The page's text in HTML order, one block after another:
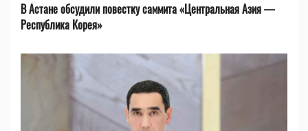
В Астане обсудили повестку саммита «Центральная Азия —
Республика Корея»